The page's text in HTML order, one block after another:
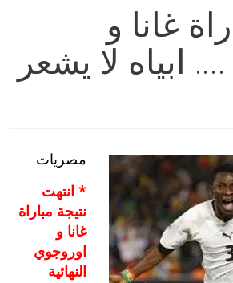
غانا و
ابياه لا يشعر
مصريات
* انتهت
نتيجة مباراة
غانا و
اوروجوي
النهائية